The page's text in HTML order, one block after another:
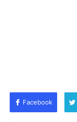
Facebook